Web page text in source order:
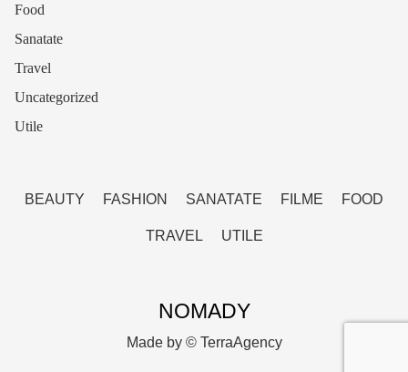
Food
Sanatate
Travel
Uncategorized
Utile
BEAUTY FASHION SANATATE FILME FOOD
TRAVEL UTILE
NOMADY
Made by © TerraAgency